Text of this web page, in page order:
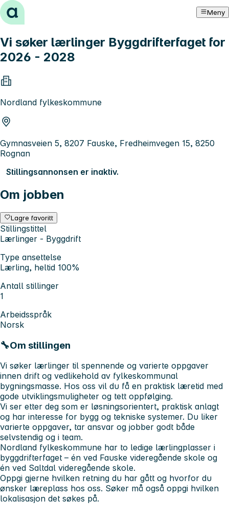
Hopp til innhold Meny
Vi søker lærlinger Byggdrifterfaget for
2026 - 2028
Nordland fylkeskommune
Gymnasveien 5, 8207 Fauske, Fredheimvegen 15, 8250
Rognan
Stillingsannonsen er inaktiv.
Om jobben
Lagre favoritt
Stillingstittel
Lærlinger - Byggdrift
Type ansettelse
Lærling, heltid 100%
Antall stillinger
1
Arbeidsspråk
Norsk
🔧Om stillingen
Vi søker lærlinger til spennende og varierte oppgaver
innen drift og vedlikehold av fylkeskommunal
bygningsmasse. Hos oss vil du få en praktisk læretid med
gode utviklingsmuligheter og tett oppfølging.
Vi ser etter deg som er løsningsorientert, praktisk anlagt
og har interesse for bygg og tekniske systemer. Du liker
varierte oppgaver, tar ansvar og jobber godt både
selvstendig og i team.
Nordland fylkeskommune har to ledige lærlingplasser i
byggdrifterfaget – én ved Fauske videregående skole og
én ved Saltdal videregående skole.
Oppgi gjerne hvilken retning du har gått og hvorfor du
ønsker læreplass hos oss. Søker må også oppgi hvilken
lokalisasjon det søkes på.